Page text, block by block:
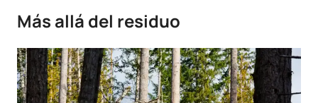
Más allá del residuo